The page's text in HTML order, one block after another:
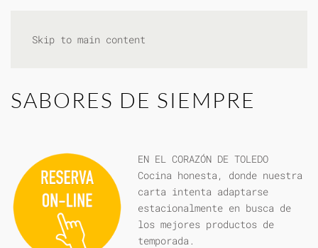
Skip to main content
SABORES DE SIEMPRE
EN EL CORAZÓN DE TOLEDO
Cocina honesta, donde nuestra
carta intenta adaptarse
estacionalmente en busca de
los mejores productos de
temporada.